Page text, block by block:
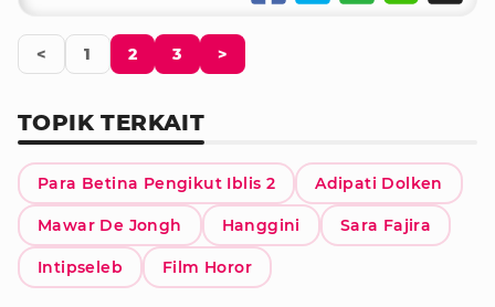
< 1 2 3 >
TOPIK TERKAIT
Para Betina Pengikut Iblis 2 Adipati Dolken
Mawar De Jongh Hanggini Sara Fajira
Intipseleb Film Horor